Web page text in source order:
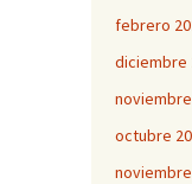
febrero
diciembre
octubre